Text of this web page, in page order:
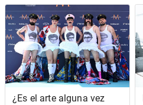
¿Es el arte alguna vez